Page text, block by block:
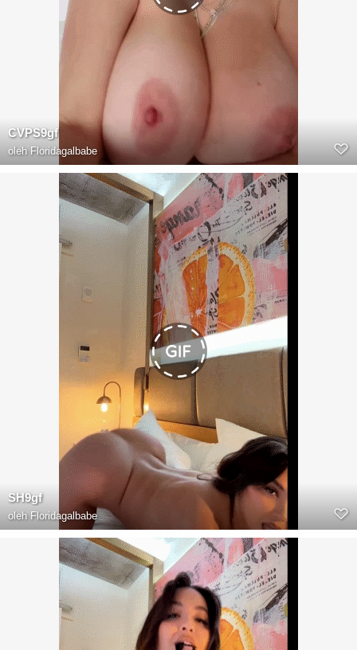
CVPS9gf
oleh Floridagalbabe
SH9gf
oleh Floridagalbabe